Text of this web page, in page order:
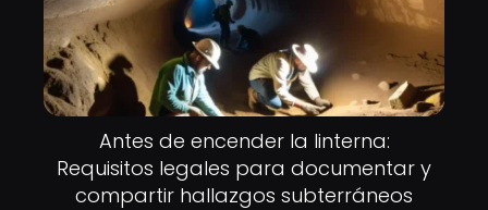
Antes de encender la linterna:
Requisitos legales para documentar y
compartir hallazgos subterráneos